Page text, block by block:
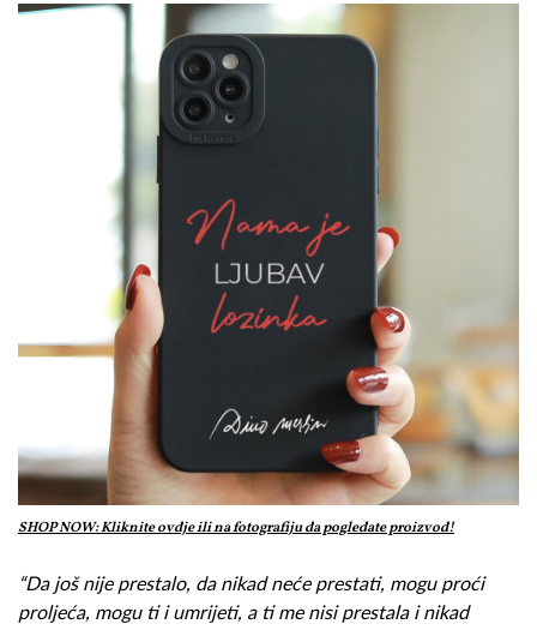
SHOP NOW: Kliknite ovdje ili na fotografiju da pogledate proizvod!
“Da još nije prestalo, da nikad neće prestati, mogu proći
proljeća, mogu ti i umrijeti, a ti me nisi prestala i nikad